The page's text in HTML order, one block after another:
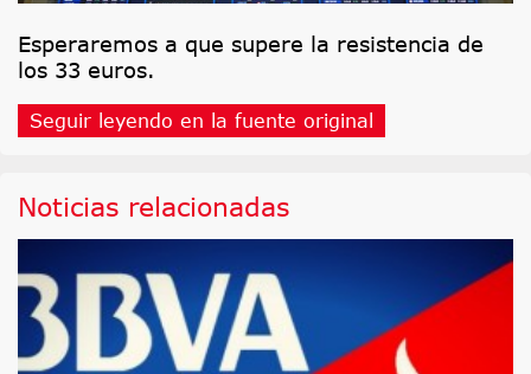
Esperaremos a que supere la resistencia de
los 33 euros.
Seguir leyendo en la fuente original
Noticias relacionadas